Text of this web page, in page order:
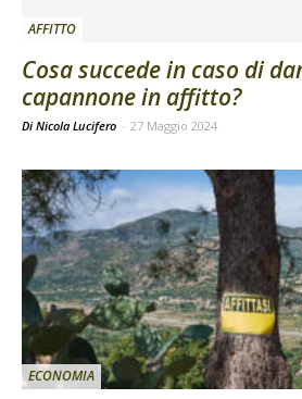
AFFITTO
Cosa succede in caso di
capannone in affitto?
Di Nicola Lucifero - 27 Maggio 2024
ECONOMIA